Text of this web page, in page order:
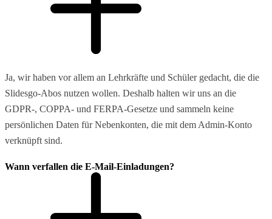
Ja, wir haben vor allem an Lehrkräfte und Schüler gedacht, die die
Slidesgo-Abos nutzen wollen. Deshalb halten wir uns an die
GDPR-, COPPA- und FERPA-Gesetze und sammeln keine
persönlichen Daten für Nebenkonten, die mit dem Admin-Konto
verknüpft sind.
Wann verfallen die E-Mail-Einladungen?